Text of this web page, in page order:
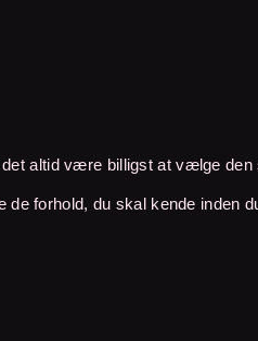
altid være billigst at vælge
forhold, du skal kende inden